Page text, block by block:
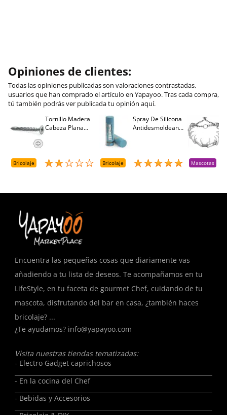
Opiniones de clientes:
Todas las opiniones publicadas son valoraciones contrastadas,
usuarios que han comprado el artículo en Yapayoo. Tras cada compra,
tú también podrás ver publicada tu opinión aquí.
Tornillo Madera
Cabeza Plana
Bricolaje
Spray De Silicona
Antidesmoldeante
Bricolaje Mascotas
Encuentra las pequeñas cosas que diariamente vas
añadiendo a tu lista de deseos. Te acompañamos en tu
LifeStyle, en tu faceta de gourmet Chef, cuidando de tu
mascota, disfrutando del bar en casa, ¿también haces
bricolaje? ...
¿Te ayudamos? info@yapayoo.com
Visita nuestras tiendas tematizadas:
- Electro Gadget caprichosos
- En la cocina del Chef
- Bebidas y Accesorios